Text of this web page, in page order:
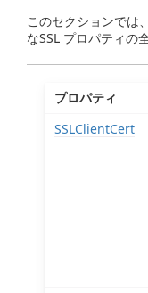
このセクションでは
なSSL プロパティの
プロパティ
SSLClientCert